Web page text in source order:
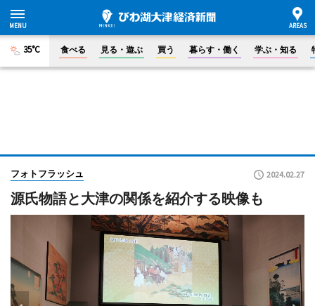
35°C 食べる 見る・遊ぶ 買う 暮らす・働く 学ぶ・知る
フォトフラッシュ 2024.02.27
源氏物語と大津の関係を紹介する映像も